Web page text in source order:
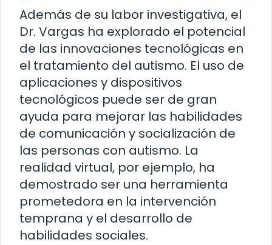
Además de su labor investigativa, el
Dr. Vargas ha explorado el potencial
de las innovaciones tecnológicas en
el tratamiento del autismo. El uso de
aplicaciones y dispositivos
tecnológicos puede ser de gran
ayuda para mejorar las habilidades
de comunicación y socialización de
las personas con autismo. La
realidad virtual, por ejemplo, ha
demostrado ser una herramienta
prometedora en la intervención
temprana y el desarrollo de
habilidades sociales.